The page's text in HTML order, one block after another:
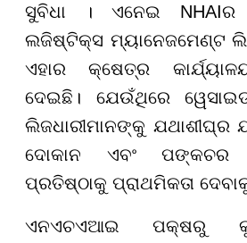
ସୁବିଧା । ଏନେଇ NHAIର
ଲଜିଷ୍ଟିକ୍ସ ମ୍ୟାନେଜମେଣ୍ଟ
ଏହାର କ୍ଷେତ୍ର
ଦେଇଛି। ଯେଉଁଥିରେ
ଲିଜଧାରୀମାନଙ୍କୁ ଯଥାଶୀଘ୍ର
ଦୋକାନ ଏବଂ ପଙ୍କଚର
ପ୍ରତିଷ୍ଠାକୁ ପ୍ରାଥମିକତା
ଏନଏଚଏଆଇ ପକ୍ଷରୁ